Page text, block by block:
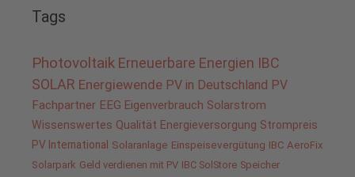
Tags
Photovoltaik Erneuerbare Energien IBC
SOLAR Energiewende PV in Deutschland PV
Fachpartner EEG Eigenverbrauch Solarstrom
Wissenswertes Qualität Energieversorgung Strompreis
PV International Solaranlage Einspeisevergütung IBC AeroFix
Solarpark Geld verdienen mit PV IBC SolStore Speicher